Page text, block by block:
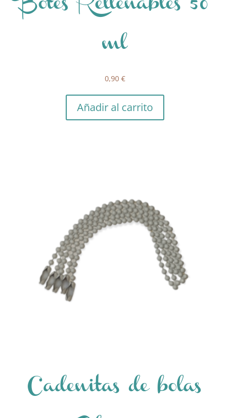
Botes Rellenables 50
ml
0,90 €
Añadir al carrito
Cadenitas de bolas